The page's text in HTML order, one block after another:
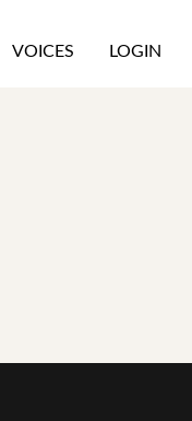
VOICES LOGIN